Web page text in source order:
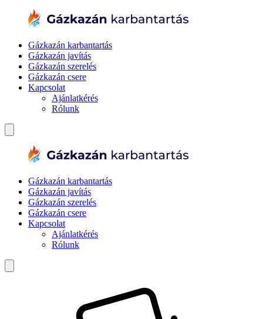
Gázkazán karbantartás
Gázkazán javítás
Gázkazán szerelés
Gázkazán csere
Kapcsolat
Ajánlatkérés
Rólunk
Gázkazán karbantartás
Gázkazán javítás
Gázkazán szerelés
Gázkazán csere
Kapcsolat
Ajánlatkérés
Rólunk